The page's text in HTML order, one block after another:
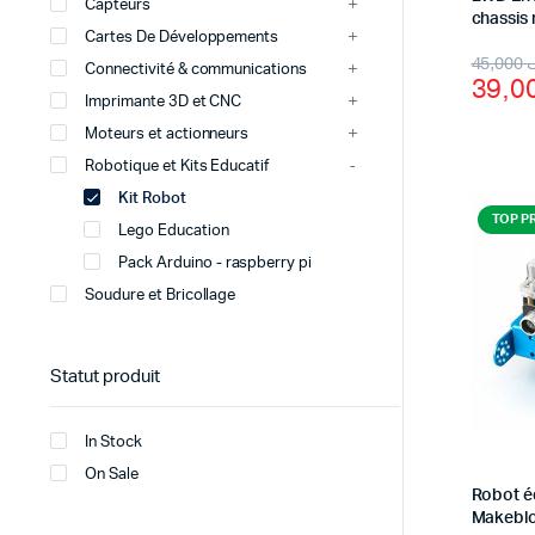
chassis
45,000
price
price
TOP
Robot
Capteurs
Cartes De Développements
Connectivité & communications
Imprimante 3D et CNC
Moteurs et actionneurs
Robotique et Kits Educatif
Kit Robot
Lego Education
Pack Arduino - raspberry pi
Soudure et Bricollage
Statut produit
In Stock
On Sale